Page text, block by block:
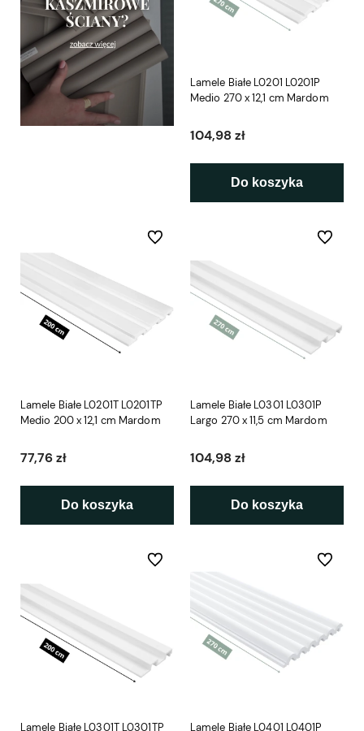
Lamele Białe L0201 L0201P
Medio 270 x 12,1 cm Mardom
104,98 zł
Do koszyka
Lamele Białe L0201T L0201TP
Medio 200 x 12,1 cm Mardom
77,76 zł
Do koszyka
Do ulubionych
Lamele Białe L0301 L0301P
Largo 270 x 11,5 cm Mardom
104,98 zł
Do koszyka
Do
Lamele Białe L0301T L0301TP
Do ulubionych
Lamele Białe L0401 L0401P
Do